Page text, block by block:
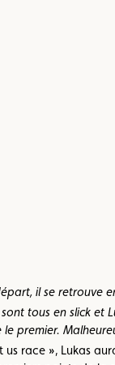
il se retrouve
sont tous en slick et
premier.
race », Lukas